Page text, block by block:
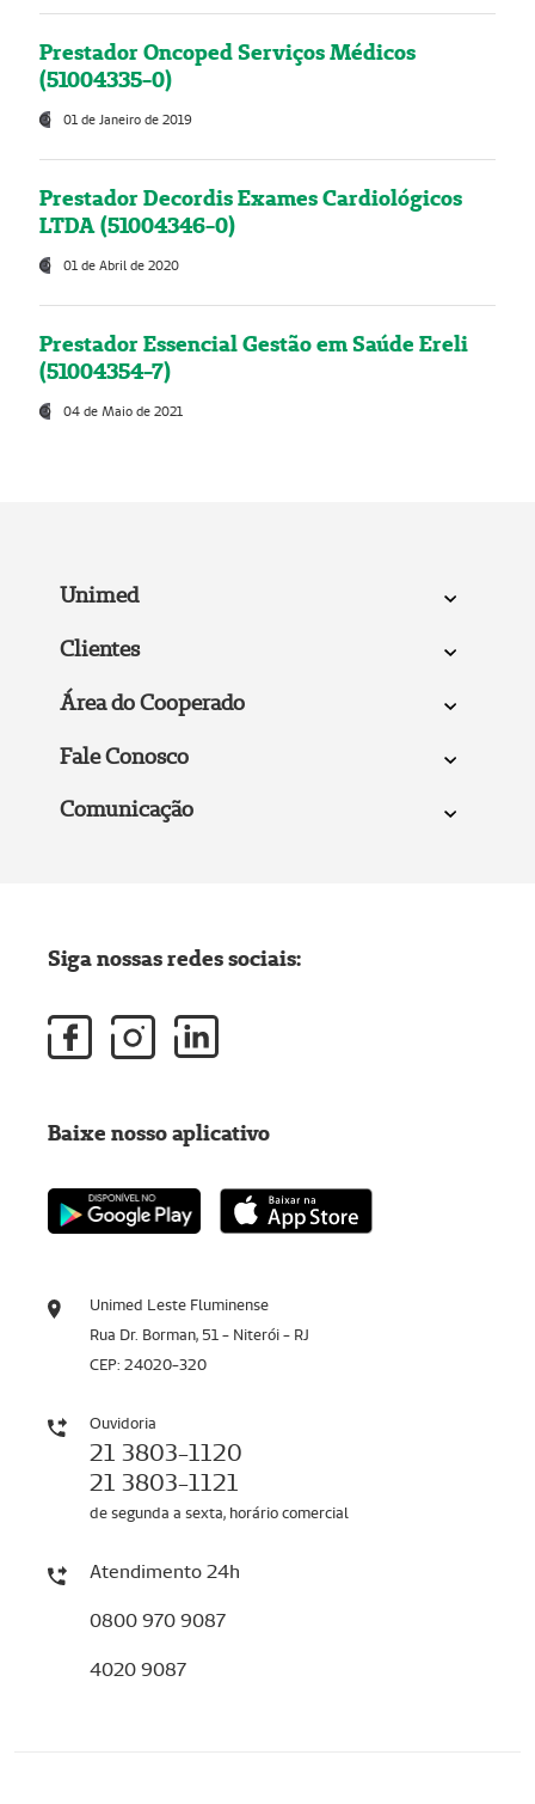
Prestador Oncoped Serviços Médicos
(51004335-0)
01 de Janeiro de 2019
Prestador Decordis Exames Cardiológicos
LTDA (51004346-0)
01 de Abril de 2020
Prestador Essencial Gestão em Saúde Ereli
(51004354-7)
04 de Maio de 2021
Unimed
Clientes
Área do Cooperado
Fale Conosco
Comunicação
Unimed Leste Fluminense
Rua Dr. Borman, 51 - Niterói - RJ
CEP: 24020-320
Ouvidoria
21 3803-1120
21 3803-1121
de segunda a sexta, horário comercial
Atendimento 24h
0800 970 9087
4020 9087
Siga nossas redes sociais:
Baixe nosso aplicativo